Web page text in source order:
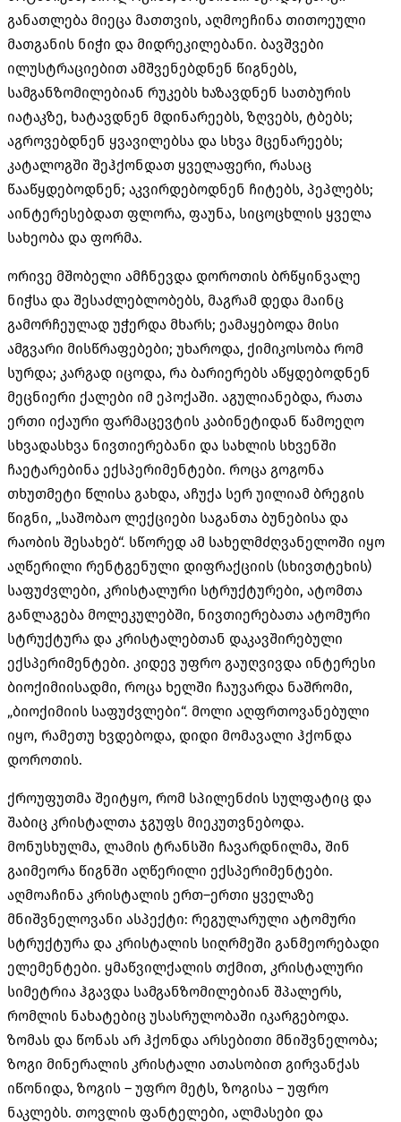
განათლება მიეცა მათთვის, აღმოეჩინა თითოეული
მათგანის ნიჭი და მიდრეკილებანი. ბავშვები
ილუსტრაციებით ამშვენებდნენ წიგნებს,
სამგანზომილებიან რუკებს ხაზავდნენ სათბურის
იატაკზე, ხატავდნენ მდინარეებს, ზღვებს, ტბებს;
აგროვებდნენ ყვავილებსა და სხვა მცენარეებს;
კატალოგში შეჰქონდათ ყველაფერი, რასაც
წააწყდებოდნენ; აკვირდებოდნენ ჩიტებს, პეპლებს;
აინტერესებდათ ფლორა, ფაუნა, სიცოცხლის ყველა
სახეობა და ფორმა.
ორივე მშობელი ამჩნევდა დოროთის ბრწყინვალე
ნიჭსა და შესაძლებლობებს, მაგრამ დედა მაინც
გამორჩეულად უჭერდა მხარს; ეამაყებოდა მისი
ამგვარი მისწრაფებები; უხაროდა, ქიმიკოსობა რომ
სურდა; კარგად იცოდა, რა ბარიერებს აწყდებოდნენ
მეცნიერი ქალები იმ ეპოქაში. აგულიანებდა, რათა
ერთი იქაური ფარმაცევტის კაბინეტიდან წამოეღო
სხვადასხვა ნივთიერებანი და სახლის სხვენში
ჩაეტარებინა ექსპერიმენტები. როცა გოგონა
თხუთმეტი წლისა გახდა, აჩუქა სერ უილიამ ბრეგის
წიგნი, „საშობაო ლექციები საგანთა ბუნებისა და
რაობის შესახებ“. სწორედ ამ სახელმძღვანელოში იყო
აღწერილი რენტგენული დიფრაქციის (სხივთტეხის)
საფუძვლები, კრისტალური სტრუქტურები, ატომთა
განლაგება მოლეკულებში, ნივთიერებათა ატომური
სტრუქტურა და კრისტალებთან დაკავშირებული
ექსპერიმენტები. კიდევ უფრო გაუღვივდა ინტერესი
ბიოქიმიისადმი, როცა ხელში ჩაუვარდა ნაშრომი,
„ბიოქიმიის საფუძვლები“. მოლი აღფრთოვანებული
იყო, რამეთუ ხვდებოდა, დიდი მომავალი ჰქონდა
დოროთის.
ქროუფუთმა შეიტყო, რომ სპილენძის სულფატიც და
შაბიც კრისტალთა ჯგუფს მიეკუთვნებოდა.
მონუსხულმა, ლამის ტრანსში ჩავარდნილმა, შინ
გაიმეორა წიგნში აღწერილი ექსპერიმენტები.
აღმოაჩინა კრისტალის ერთ–ერთი ყველაზე
მნიშვნელოვანი ასპექტი: რეგულარული ატომური
სტრუქტურა და კრისტალის სიღრმეში განმეორებადი
ელემენტები. ყმაწვილქალის თქმით, კრისტალური
სიმეტრია ჰგავდა სამგანზომილებიან შპალერს,
რომლის ნახატებიც უსასრულობაში იკარგებოდა.
ზომას და წონას არ ჰქონდა არსებითი მნიშვნელობა;
ზოგი მინერალის კრისტალი ათასობით გირვანქას
იწონიდა, ზოგის – უფრო მეტს, ზოგისა – უფრო
ნაკლებს. თოვლის ფანტელები, ალმასები და